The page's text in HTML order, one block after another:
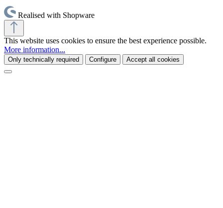
Realised with Shopware
This website uses cookies to ensure the best experience possible.
More information...
Only technically required Configure Accept all cookies